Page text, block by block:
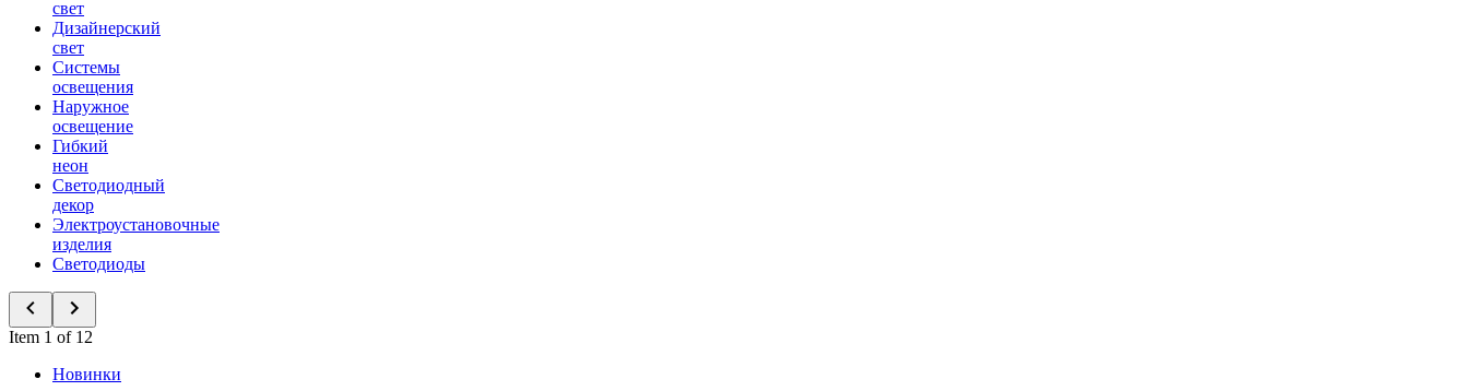
свет
Дизайнерский
свет
Системы
освещения
Наружное
освещение
Гибкий
неон
Светодиодный
декор
Электроустановочные
изделия
Светодиоды
Item 1 of 12
Новинки